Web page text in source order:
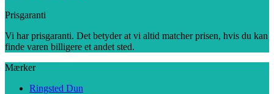
Prisgaranti
Vi har prisgaranti. Det betyder at vi altid matcher prisen, hvis du kan
finde varen billigere et andet sted.
Mærker
Ringsted Dun